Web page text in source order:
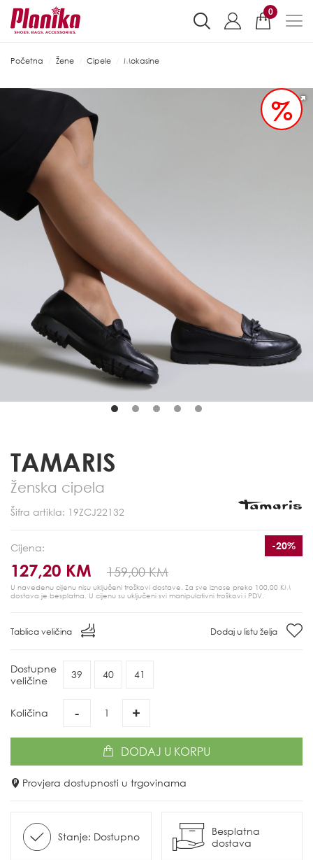
0
Početna Žene Cipele Mokasine
%
TAMARIS
Ženska cipela
Šifra artikla: 19ZCJ22132
Cijena:
127,20 KM 159,00 KM
-20%
U navedenu cijenu nisu uključeni troškovi dostave. Za sve iznose preko 100,00 KM
dostava je besplatna. U cijenu su uključeni svi manipulativni troškovi i PDV.
Tablica veličina Dodaj u listu želja
Dostupne
veličine
39 40 41
Količina - +
DODAJ U KORPU
Provjera dostupnosti u trgovinama
Stanje: Dostupno
Besplatna
dostava